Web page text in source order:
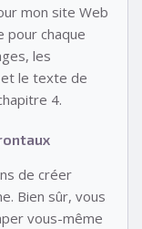
mon site Web
pour chaque
les
le texte de
4.
de créer
Bien sûr, vous
vous-même